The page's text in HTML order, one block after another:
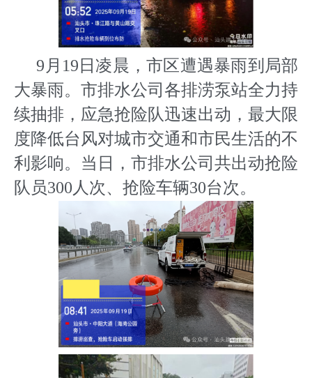
9月19日凌晨，市区遭遇暴雨到局部
大暴雨。市排水公司各排涝泵站全力持
续抽排，应急抢险队迅速出动，最大限
度降低台风对城市交通和市民生活的不
利影响。当日，市排水公司共出动抢险
队员300人次、抢险车辆30台次。